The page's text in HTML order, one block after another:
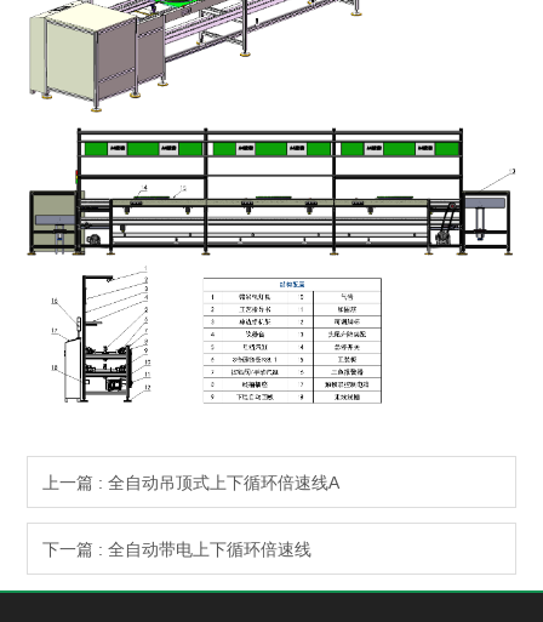
上一篇 : 全自动吊顶式上下循环倍速线A
下一篇 : 全自动带电上下循环倍速线